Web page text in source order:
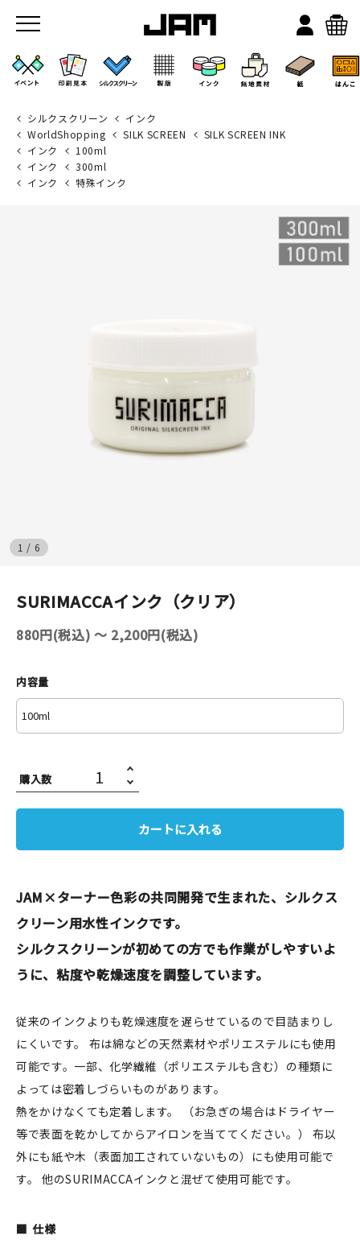
紙
雑貨
文房具
台湾グッズ
在庫限り
おすすめ特集
読みもの
イベント・ワークショップ
ギャラリー
おしらせ
新規会員登録
ログイン
マイアカウント
シルクスクリーン
インク
WorldShopping
SILK SCREEN
SILK SCREEN INK
インク
100ml
インク
300ml
インク
特殊インク
1 / 6
SURIMACCAインク（クリア）
880円(税込) 〜 2,200円(税込)
内容量
購入数
カートに入れる
JAM×ターナー色彩の共同開発で生まれた、シルクス
クリーン用水性インクです。
シルクスクリーンが初めての方でも作業がしやすいよ
うに、粘度や乾燥速度を調整しています。
従来のインクよりも乾燥速度を遅らせているので目詰まりし
にくいです。 布は綿などの天然素材やポリエステルにも使用
可能です。一部、化学繊維（ポリエステルも含む）の種類に
よっては密着しづらいものがあります。
熱をかけなくても定着します。 （お急ぎの場合はドライヤー
等で表面を乾かしてからアイロンを当ててください。） 布以
外にも紙や木（表面加工されていないもの）にも使用可能で
す。 他のSURIMACCAインクと混ぜて使用可能です。
仕様